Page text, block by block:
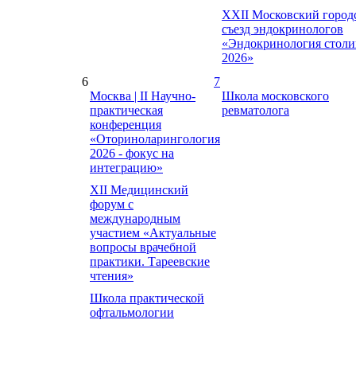
XXII Московский
съезд эндокринологов
«Эндокринология
2026»
6
7
Москва | II Научно-
практическая
конференция
«Оториноларингология
2026 - фокус на
интеграцию»
XII Медицинский
форум с
международным
участием «Актуальные
вопросы врачебной
практики. Тареевские
чтения»
Школа практической
офтальмологии
Школа московского
ревматолога